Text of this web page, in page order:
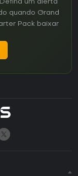
um alerta
quando Grand
Pack baixar